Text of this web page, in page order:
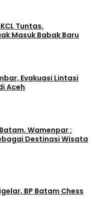
Tuntas,
Masuk Babak Baru
Evakuasi Lintasi
Aceh
Batam, Wamenpar :
Destinasi Wisata
BP Batam Chess